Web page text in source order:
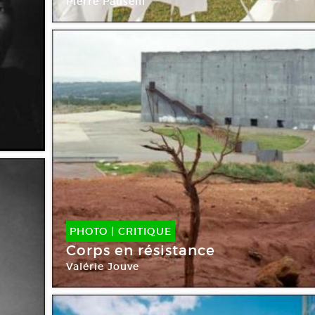
Art-cade
PHOTO | CRITIQUE
Corps en résistance
Valérie Jouve
Jeu de Paume